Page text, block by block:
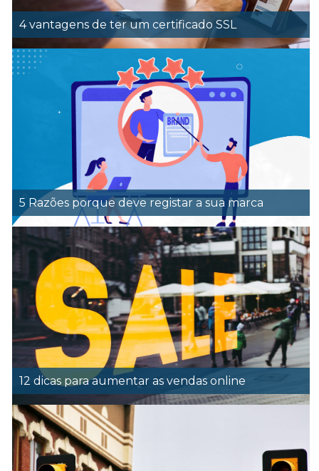
4 vantagens de ter um certificado SSL
5 Razões porque deve registar a sua marca
12 dicas para aumentar as vendas online